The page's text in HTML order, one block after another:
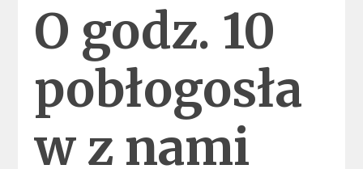
O godz. 10
pobłogosła
w z nami